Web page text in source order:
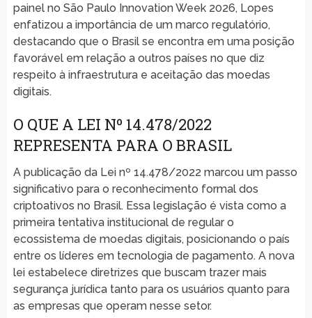
painel no São Paulo Innovation Week 2026, Lopes
enfatizou a importância de um marco regulatório,
destacando que o Brasil se encontra em uma posição
favorável em relação a outros países no que diz
respeito à infraestrutura e aceitação das moedas
digitais.
O QUE A LEI Nº 14.478/2022
REPRESENTA PARA O BRASIL
A publicação da Lei nº 14.478/2022 marcou um passo
significativo para o reconhecimento formal dos
criptoativos no Brasil. Essa legislação é vista como a
primeira tentativa institucional de regular o
ecossistema de moedas digitais, posicionando o país
entre os líderes em tecnologia de pagamento. A nova
lei estabelece diretrizes que buscam trazer mais
segurança jurídica tanto para os usuários quanto para
as empresas que operam nesse setor.